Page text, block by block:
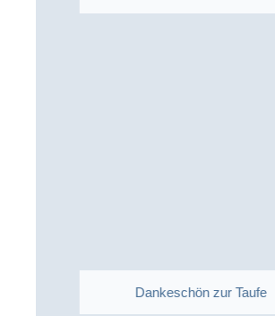
Dankeschön zur Taufe